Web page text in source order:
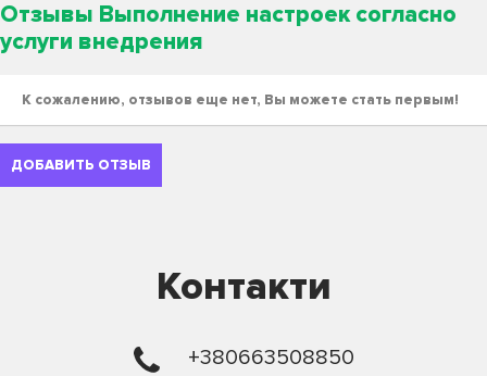
Отзывы Выполнение настроек согласно
услуги внедрения
К сожалению, отзывов еще нет, Вы можете стать первым!
ДОБАВИТЬ ОТЗЫВ
Контакти
+380663508850